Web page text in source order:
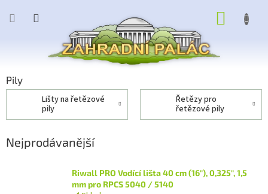
Pily
lišty na řetězové
pily
řetězy pro
řetězové pily
Nejprodávanější
Riwall PRO Vodící lišta 40 cm (16"), 0,325", 1,5
mm pro RPCS 5040 / 5140